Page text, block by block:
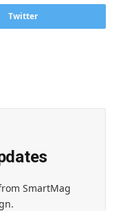
Twitter
SmartMag